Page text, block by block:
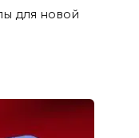
для новой